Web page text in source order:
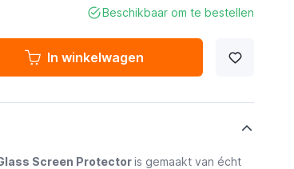
Beschikbaar om te bestellen
In winkelwagen
Screen Protectoris gemaakt van écht